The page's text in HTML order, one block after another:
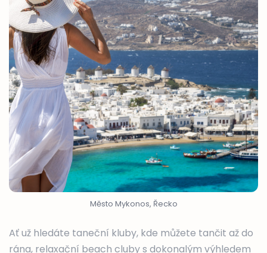
Město Mykonos, Řecko
Ať už hledáte taneční kluby, kde můžete tančit až do
rána, relaxační beach cluby s dokonalým výhledem